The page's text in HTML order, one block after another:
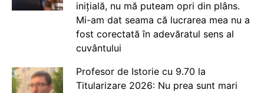
inițială, nu mă puteam opri din plâns.
Mi-am dat seama că lucrarea mea nu a
fost corectată în adevăratul sens al
cuvântului
Profesor de Istorie cu 9.70 la
Titularizare 2026: Nu prea sunt mari